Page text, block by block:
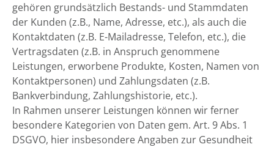
gehören grundsätzlich Bestands- und Stammdaten
der Kunden (z.B., Name, Adresse, etc.), als auch die
Kontaktdaten (z.B. E-Mailadresse, Telefon, etc.), die
Vertragsdaten (z.B. in Anspruch genommene
Leistungen, erworbene Produkte, Kosten, Namen von
Kontaktpersonen) und Zahlungsdaten (z.B.
Bankverbindung, Zahlungshistorie, etc.).
In Rahmen unserer Leistungen können wir ferner
besondere Kategorien von Daten gem. Art. 9 Abs. 1
DSGVO, hier insbesondere Angaben zur Gesundheit